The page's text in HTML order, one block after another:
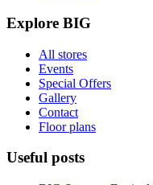
Explore BIG
All stores
Events
Special Offers
Gallery
Contact
Floor plans
Useful posts